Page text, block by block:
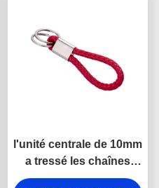
l'unité centrale de 10mm
a tressé les chaînes
principales en cuir